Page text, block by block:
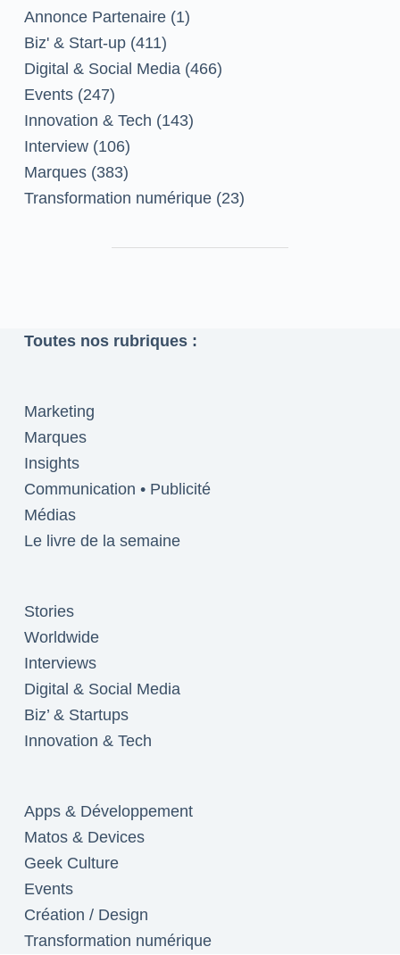
Annonce Partenaire(1)
Biz' & Start-up(411)
Digital & Social Media (466)
Events(247)
Innovation & Tech (143)
Interview(106)
Marques(383)
Transformation numérique(23)
Toutes nos rubriques :
Marketing
Marques
Insights
Communication • Publicité
Médias
Le livre de la semaine
Stories
Worldwide
Interviews
Digital & Social Media
Biz’ & Startups
Innovation & Tech
Apps & Développement
Matos & Devices
Geek Culture
Events
Création / Design
Transformation numérique